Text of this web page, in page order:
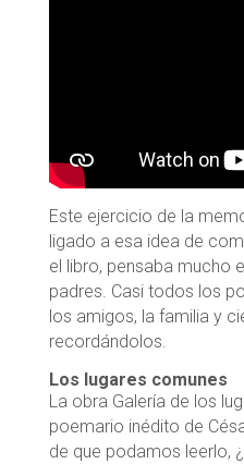
Este ejercicio de la
ligado a esa idea de
el libro, pensaba mucho
padres. Casi todos los
los amigos, la familia y
recordándolos.
Los lugares comunes
La obra Galería de los
poemario inédito de
de que podamos leerlo,